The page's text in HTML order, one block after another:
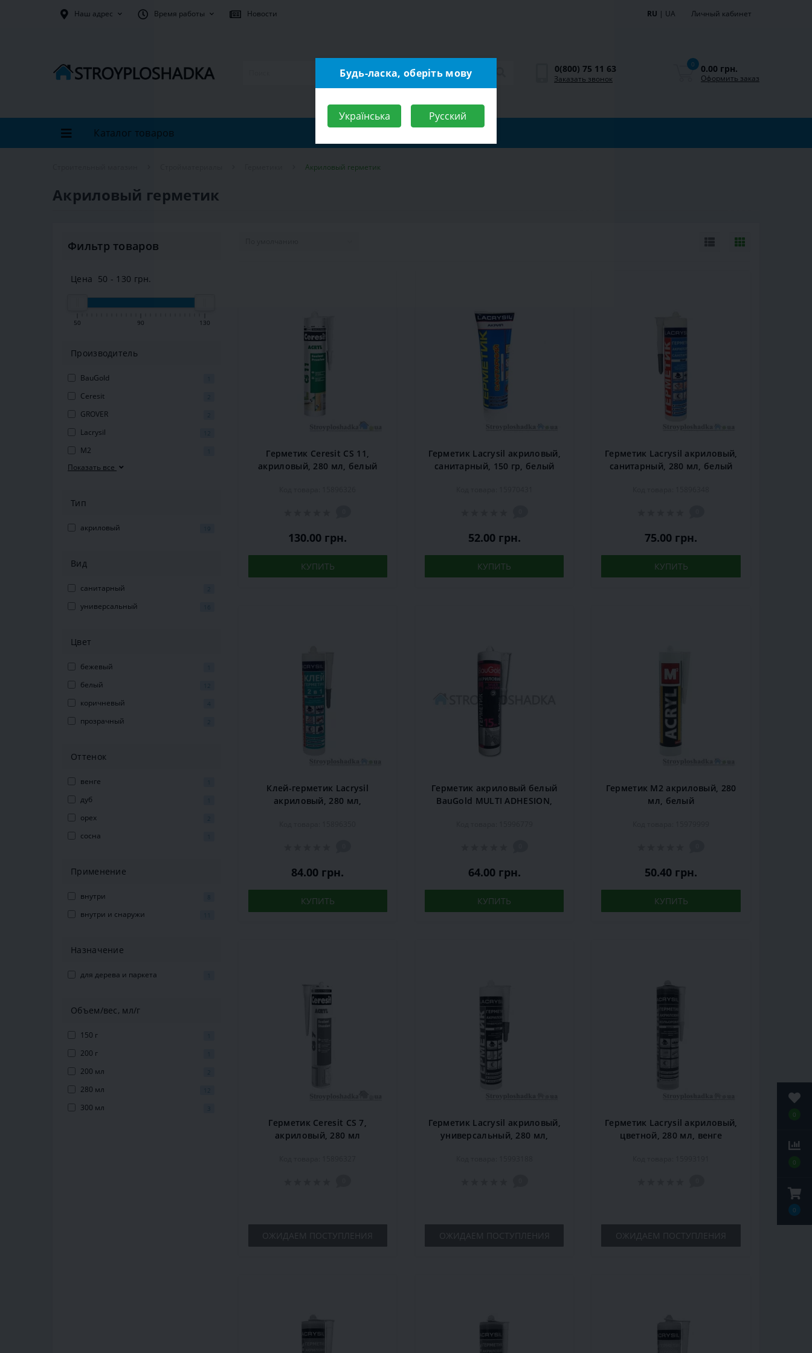
0
0
0
Наш адрес Время работы Новости RU | UA Личный кабинет
0(800) 75 11 63
Заказать звонок
0 0.00 грн.
Оформить заказ
Каталог товаров
Акриловый герметик
Акриловый герметик
Фильтр товаров
Цена 50 - 130 грн.
50 90 130
Производитель
BauGold
Ceresit 2
GROVER 2
Lacrysil 12
M2
Показать все
Тип
акриловый 19
Вид
санитарный 2
универсальный
Цвет
бежевый
белый 12
коричневый 4
прозрачный 2
Оттенок
венге
дуб
орех 2
сосна
Применение
внутри 8
внутри и снаружи
Назначение
для дерева и паркета
Объем/вес, мл/г
150 г
200 г
200 мл 2
280 мл 12
300 мл
Герметик Ceresit CS 11,
акриловый, 280 мл, белый
130.00 грн.
КУПИТЬ
Герметик Lacrysil акриловый,
санитарный, 150 гр, белый
52.00 грн.
КУПИТЬ
Герметик Lacrysil акриловый,
санитарный, 280 мл, белый
75.00 грн.
КУПИТЬ
Клей-герметик Lacrysil
акриловый, 280 мл,
84.00 грн.
КУПИТЬ
Герметик акриловый белый
BauGold MULTI ADHESION,
64.00 грн.
КУПИТЬ
Герметик М2 акриловый, 280
мл, белый
50.40 грн.
КУПИТЬ
Герметик Ceresit CS 7,
акриловый, 280 мл
ОЖИДАЕМ ПОСТУПЛЕНИЯ
Герметик Lacrysil акриловый,
универсальный, 280 мл,
ОЖИДАЕМ ПОСТУПЛЕНИЯ
Герметик Lacrysil акриловый,
цветной, 280 мл, венге
ОЖИДАЕМ ПОСТУПЛЕНИЯ
Будь-ласка, оберіть мову
Українська Русский